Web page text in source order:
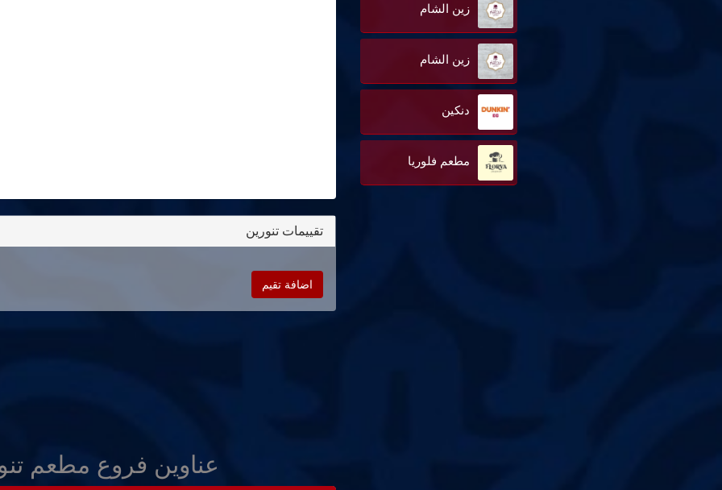
زين الشام
زين الشام
دنكين
مطعم فلوريا
تقييمات تنورين
اضافة تقيم
عناوين فروع مطعم